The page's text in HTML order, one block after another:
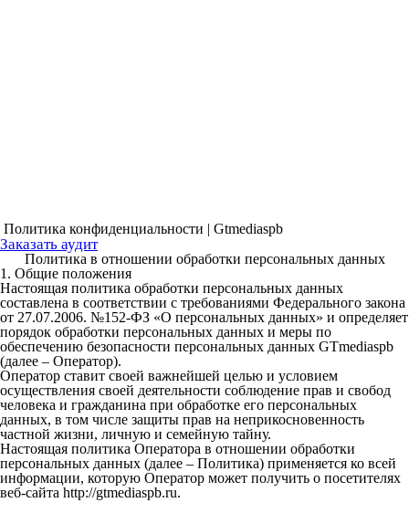
Политика конфиденциальности | Gtmediaspb
Заказать аудит
Политика в отношении обработки персональных данных
1. Общие положения
Настоящая политика обработки персональных данных
составлена в соответствии с требованиями Федерального закона
от 27.07.2006. №152-ФЗ «О персональных данных» и определяет
порядок обработки персональных данных и меры по
обеспечению безопасности персональных данных GTmediaspb
(далее – Оператор).
Оператор ставит своей важнейшей целью и условием
осуществления своей деятельности соблюдение прав и свобод
человека и гражданина при обработке его персональных
данных, в том числе защиты прав на неприкосновенность
частной жизни, личную и семейную тайну.
Настоящая политика Оператора в отношении обработки
персональных данных (далее – Политика) применяется ко всей
информации, которую Оператор может получить о посетителях
веб-сайта http://gtmediaspb.ru.